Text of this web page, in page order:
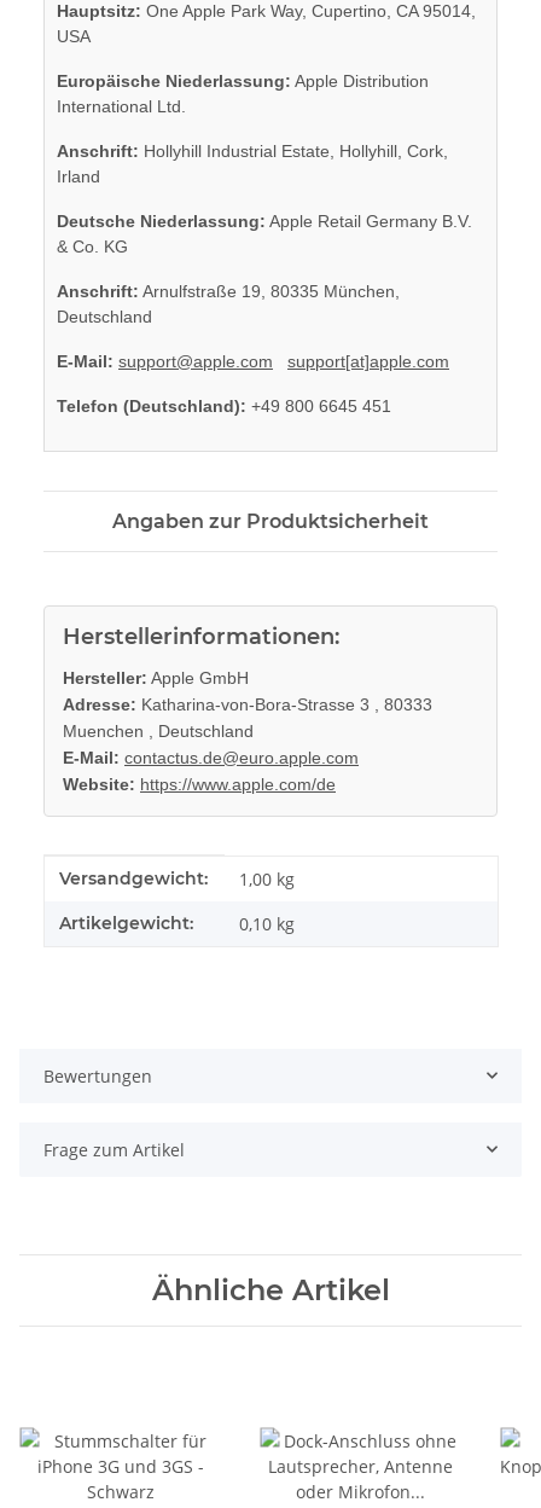
Hauptsitz: One Apple Park Way, Cupertino, CA 95014,
USA
Europäische Niederlassung: Apple Distribution
International Ltd.
Anschrift: Hollyhill Industrial Estate, Hollyhill, Cork,
Irland
Deutsche Niederlassung: Apple Retail Germany B.V.
& Co. KG
Anschrift: Arnulfstraße 19, 80335 München,
Deutschland
E-Mail: support@apple.com support[at]apple.com
Telefon (Deutschland): +49 800 6645 451
Angaben zur Produktsicherheit
Herstellerinformationen:
Hersteller: Apple GmbH
Adresse: Katharina-von-Bora-Strasse 3 , 80333
Muenchen , Deutschland
E-Mail: contactus.de@euro.apple.com
Website: https://www.apple.com/de
Produkteigenschaft
Wert
Versandgewicht: 1,00 kg
Artikelgewicht: 0,10 kg
Bewertungen
Frage zum Artikel
Ähnliche Artikel